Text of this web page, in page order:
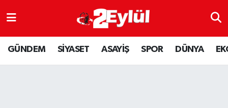
GÜNDEM SİYASET ASAYİŞ SPOR DÜNYA
ASAYİŞ
DÜNYA
Nöbetçi Eczaneler
Hava Durumu